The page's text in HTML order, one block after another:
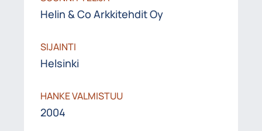
Helin & Co Arkkitehdit Oy​
SIJAINTI
Helsinki
HANKE VALMISTUU
2004